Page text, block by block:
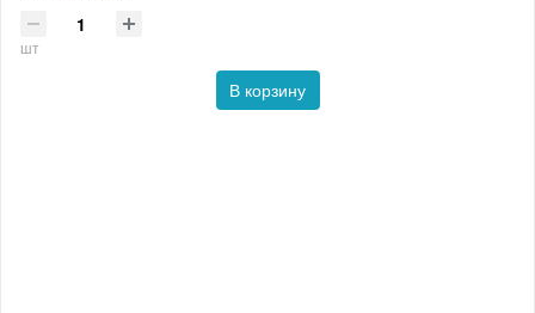
шт
В корзину